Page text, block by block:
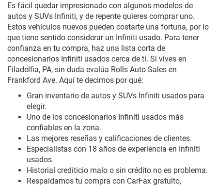
Es fácil quedar impresionado con algunos modelos de
autos y SUVs Infiniti, y de repente quieres comprar uno.
Estos vehículos nuevos pueden costarte una fortuna, por lo
que tiene sentido considerar un Infiniti usado. Para tener
confianza en tu compra, haz una lista corta de
concesionarios Infiniti usados cerca de ti. Si vives en
Filadelfia, PA, sin duda evalúa Rolls Auto Sales en
Frankford Ave. Aquí te decimos por qué:
Gran inventario de autos y SUVs Infiniti usados para
elegir.
Uno de los concesionarios Infiniti usados más
confiables en la zona.
Las mejores reseñas y calificaciones de clientes.
Especialistas con 18 años de experiencia en Infiniti
usados.
Historial crediticio malo o sin crédito no es problema.
Respaldamos tu compra con CarFax gratuito,